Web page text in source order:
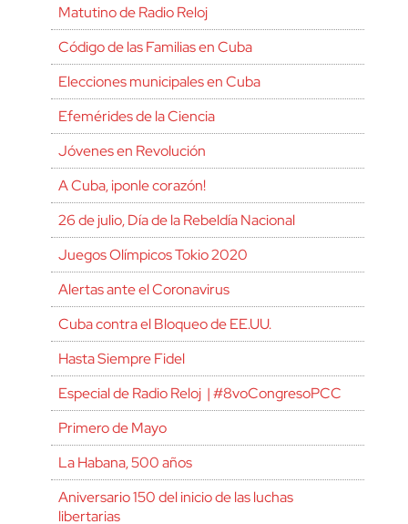
Matutino de Radio Reloj
Código de las Familias en Cuba
Elecciones municipales en Cuba
Efemérides de la Ciencia
Jóvenes en Revolución
A Cuba, ¡ponle corazón!
26 de julio, Día de la Rebeldía Nacional
Juegos Olímpicos Tokio 2020
Alertas ante el Coronavirus
Cuba contra el Bloqueo de EE.UU.
Hasta Siempre Fidel
Especial de Radio Reloj | #8voCongresoPCC
Primero de Mayo
La Habana, 500 años
Aniversario 150 del inicio de las luchas
libertarias